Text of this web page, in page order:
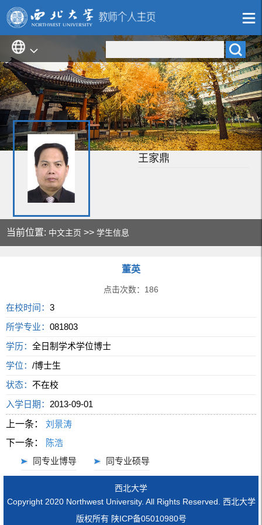
王家鼎
当前位置: 中文主页 >>学生信息
董英
点击次数： 186
在校时间：3
所学专业：081803
学历：全日制学术学位博士
学位：/博士生
状态：不在校
入学日期： 2013-09-01
上一条：
刘景涛
下一条：
陈浩
同专业博导
同专业硕导
西北大学
Copyright 2020 Northwest University. All Rights Reserved. 西北大学
版权所有 陕ICP备05010980号